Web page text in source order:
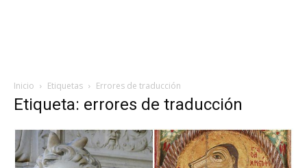
Inicio Etiquetas Errores de traducción
Etiqueta: errores de traducción